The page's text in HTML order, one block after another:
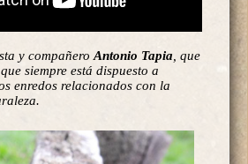
y compañero Antonio Tapia , que
siempre está dispuesto a
enredos relacionados con la